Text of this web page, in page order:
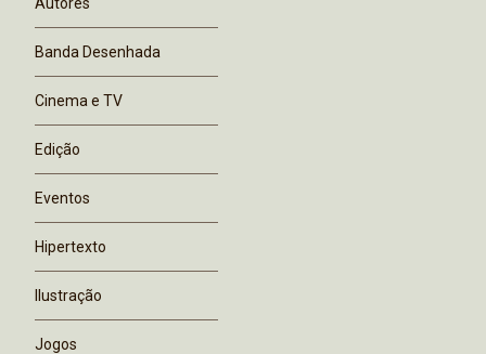
Banda Desenhada
Cinema e TV
Edição
Eventos
Hipertexto
Ilustração
Jogos